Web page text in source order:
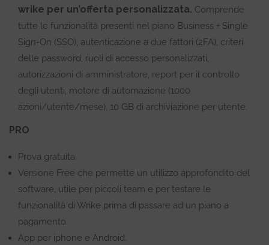
wrike per un’offerta personalizzata. Comprende
tutte le funzionalità presenti nel piano Business + Single
Sign-On (SSO), autenticazione a due fattori (2FA), criteri
delle password, ruoli di accesso personalizzati,
autorizzazioni di amministratore, report per il controllo
degli utenti, motore di automazione (1000
azioni/utente/mese), 10 GB di archiviazione per utente.
PRO
Prova gratuita
Versione Free che permette un utilizzo approfondito del
software, utile per piccoli team e per testare le
funzionalità di Wrike prima di passare ad un piano a
pagamento.
App per iphone e Android.